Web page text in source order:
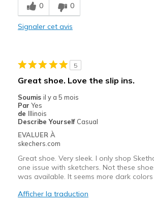
Le contre
Too big
Casual Wear
Sizing
View On Shoes
I'm Really Into Shoes
0 0
Signaler cet avis
5
Great shoe. Love the slip ins.
Soumis il y a 5 mois
Par Yes
de Illinois
Describe Yourself Casual
EVALUER À
skechers.com
Great shoe. Very sleek. I only shop
one issue with sketchers. Not these
was available. It seems more dark
Afficher la traduction